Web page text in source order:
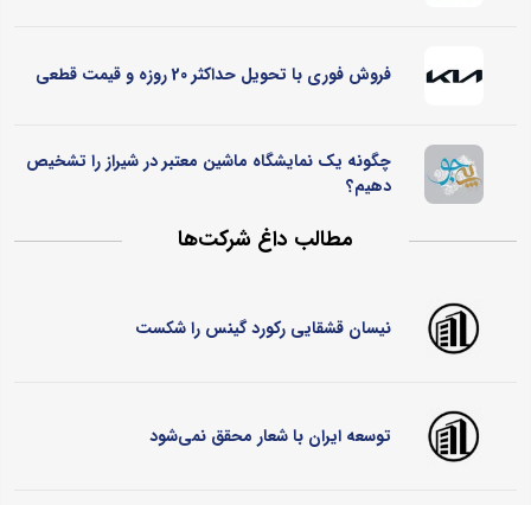
فروش فوری با تحویل حداکثر 20 روزه و قیمت قطعی
چگونه یک نمایشگاه ماشین معتبر در شیراز را تشخیص
دهیم؟
مطالب داغ شرکت‌ها
نیسان قشقایی رکورد گینس را شکست
توسعه ایران با شعار محقق نمی‌شود